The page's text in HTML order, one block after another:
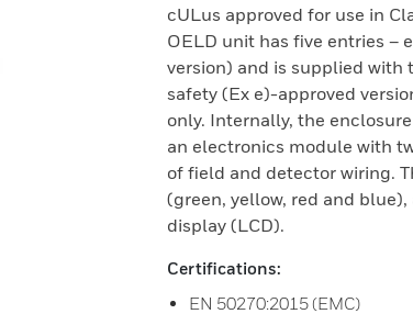
cULus approved for use in
OELD unit has five entries –
version) and is supplied
safety (Ex e)-approved
only. Internally, the
an electronics module with
of field and detector wiring.
(green, yellow, red and
display (LCD).
Certifications:
EN 50270:2015 (EMC)